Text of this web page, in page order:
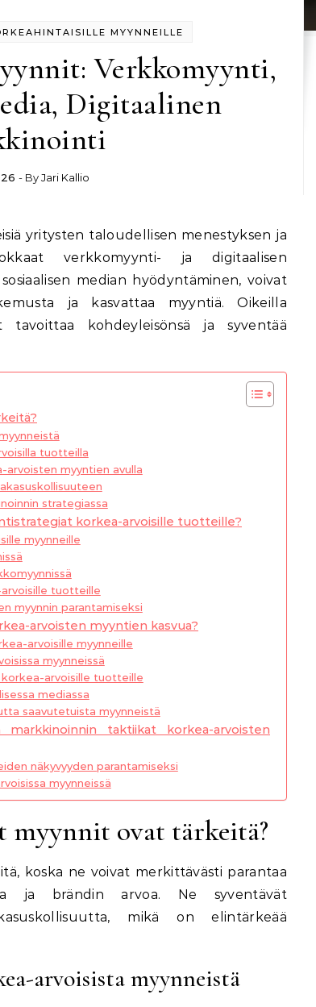
MYYNNEILLE
Verkkomyynti,
Digitaalinen
- ByJari Kallio
verkkomyynti- ja digitaalisen
median hyödyntäminen, voivat
ja kasvattaa myyntiä. Oikeilla
tavoittaa kohdeyleisönsä ja syventää
tuotteilla
arvoisten myyntien avulla
strategiassa
korkea-arvoisille tuotteille?
myynneille
tuotteille
myynnin parantamiseksi
arvoisten myyntien kasvua?
arvoisille myynneille
myynneissä
arvoisille tuotteille
mediassa
saavutetuista myynneistä
taktiikat korkea-arvoisten
näkyvyyden parantamiseksi
myynneissä
myynnit ovat tärkeitä?
koska ne voivat merkittävästi parantaa
ja brändin arvoa. Ne syventävät
mikä on elintärkeää
arvoisista myynneistä